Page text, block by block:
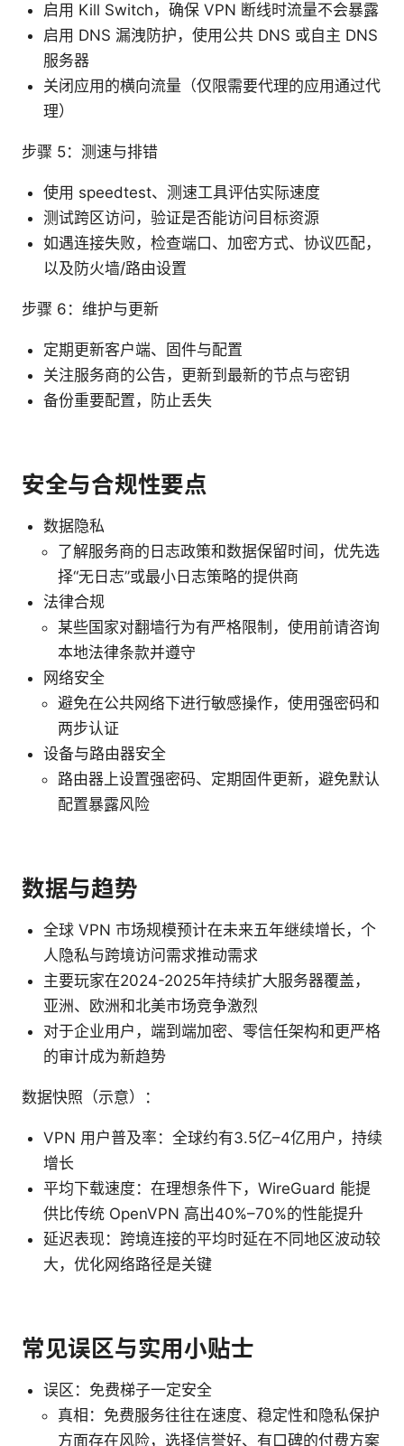
启用 Kill Switch，确保 VPN 断线时流量不会暴露
启用 DNS 漏洩防护，使用公共 DNS 或自主 DNS
服务器
关闭应用的横向流量（仅限需要代理的应用通过代
理）
步骤 5：测速与排错
使用 speedtest、测速工具评估实际速度
测试跨区访问，验证是否能访问目标资源
如遇连接失败，检查端口、加密方式、协议匹配，
以及防火墙/路由设置
步骤 6：维护与更新
定期更新客户端、固件与配置
关注服务商的公告，更新到最新的节点与密钥
备份重要配置，防止丢失
安全与合规性要点
数据隐私
了解服务商的日志政策和数据保留时间，优先选
择“无日志”或最小日志策略的提供商
法律合规
某些国家对翻墙行为有严格限制，使用前请咨询
本地法律条款并遵守
网络安全
避免在公共网络下进行敏感操作，使用强密码和
两步认证
设备与路由器安全
路由器上设置强密码、定期固件更新，避免默认
配置暴露风险
数据与趋势
全球 VPN 市场规模预计在未来五年继续增长，个
人隐私与跨境访问需求推动需求
主要玩家在2024-2025年持续扩大服务器覆盖，
亚洲、欧洲和北美市场竞争激烈
对于企业用户，端到端加密、零信任架构和更严格
的审计成为新趋势
数据快照（示意）：
VPN 用户普及率：全球约有3.5亿–4亿用户，持续
增长
平均下载速度：在理想条件下，WireGuard 能提
供比传统 OpenVPN 高出40%–70%的性能提升
延迟表现：跨境连接的平均时延在不同地区波动较
大，优化网络路径是关键
常见误区与实用小贴士
误区：免费梯子一定安全
真相：免费服务往往在速度、稳定性和隐私保护
方面存在风险，选择信誉好、有口碑的付费方案